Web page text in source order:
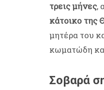
τρεις μήνες,
κάτοικο της
μητέρα του
κωματώδη
Σοβαρά